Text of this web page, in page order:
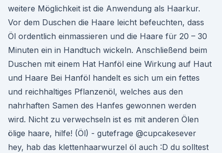
weitere Möglichkeit ist die Anwendung als Haarkur.
Vor dem Duschen die Haare leicht befeuchten, dass
Öl ordentlich einmassieren und die Haare für 20 – 30
Minuten ein in Handtuch wickeln. Anschließend beim
Duschen mit einem Hat Hanföl eine Wirkung auf Haut
und Haare Bei Hanföl handelt es sich um ein fettes
und reichhaltiges Pflanzenöl, welches aus den
nahrhaften Samen des Hanfes gewonnen werden
wird. Nicht zu verwechseln ist es mit anderen Ölen
ölige haare, hilfe! (Öl) - gutefrage @cupcakesever
hey, hab das klettenhaarwurzel öl auch :D du solltest